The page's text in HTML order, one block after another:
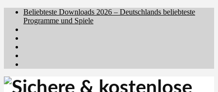
Beliebteste Downloads 2026 – Deutschlands beliebteste
Programme und Spiele